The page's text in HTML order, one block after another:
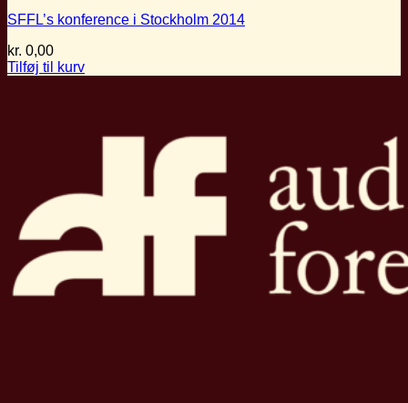
SFFL’s konference i Stockholm 2014
kr. 0,00
Tilføj til kurv